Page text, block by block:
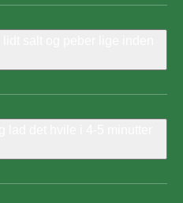
salt og peber lige inden
lad det hvile i 4-5 minutter